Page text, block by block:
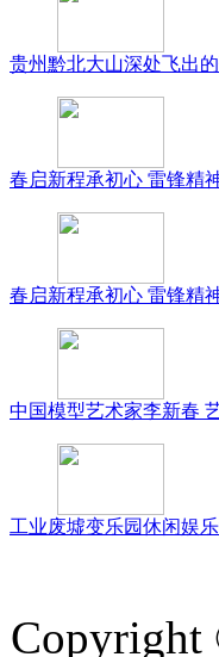
贵州黔北大山深处飞出
春启新程承初心 雷锋精
春启新程承初心 雷锋精
中国模型艺术家李新春
工业废墟变乐园休闲娱